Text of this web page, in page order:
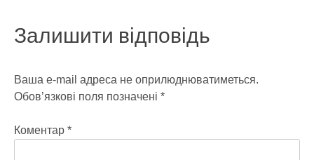
Залишити відповідь
Ваша e-mail адреса не оприлюднюватиметься.
Обов’язкові поля позначені *
Коментар *